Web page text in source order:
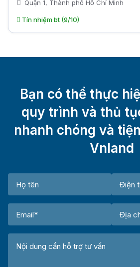
Quận 1, Thành phố Hồ Chí Minh
Tín nhiệm bt (9/10)
Bạn có thể thực
quy trình và thủ
nhanh chóng và
Vnland